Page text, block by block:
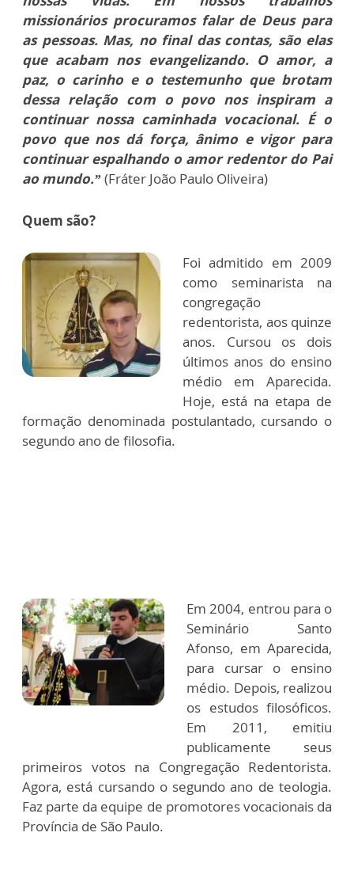
missionários procuramos falar de Deus para
as pessoas. Mas, no final das contas, são elas
que acabam nos evangelizando. O amor, a
paz, o carinho e o testemunho que brotam
dessa relação com o povo nos inspiram a
continuar nossa caminhada vocacional. É o
povo que nos dá força, ânimo e vigor para
continuar espalhando o amor redentor do Pai
ao mundo.”(Fráter João Paulo Oliveira)
Quem são?
Foi admitido em 2009
como seminarista na
congregação
redentorista, aos quinze
anos. Cursou os dois
últimos anos do ensino
médio em Aparecida.
Hoje, está na etapa de
formação denominada postulantado, cursando o
segundo ano de filosofia.
Em 2004, entrou para o
Seminário Santo
Afonso, em Aparecida,
para cursar o ensino
médio. Depois, realizou
os estudos filosóficos.
Em 2011, emitiu
publicamente seus
primeiros votos na Congregação Redentorista.
Agora, está cursando o segundo ano de teologia.
Faz parte da equipe de promotores vocacionais da
Província de São Paulo.